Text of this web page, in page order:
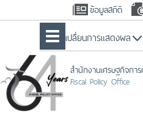
ข้อมูลสถิติ
เปลื่ยนการแสดงผล
สำนักงานเศรษฐกิจกา
Fiscal Policy Office